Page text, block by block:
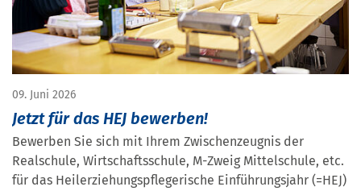
09. Juni 2026
Jetzt für das HEJ bewerben!
Bewerben Sie sich mit Ihrem Zwischenzeugnis der
Realschule, Wirtschaftsschule, M-Zweig Mittelschule, etc.
für das Heilerziehungspflegerische Einführungsjahr (=HEJ)